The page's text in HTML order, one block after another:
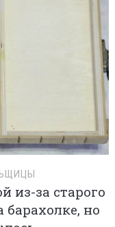
из-за старого
барахолке, но